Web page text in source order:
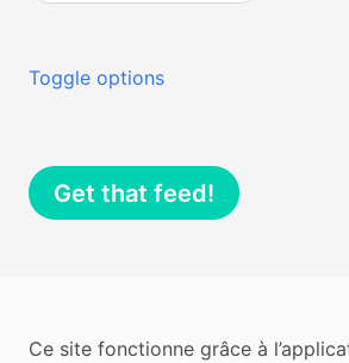
Toggle options
Start from episode #
Oldest first
Newest first
Get that feed!
Ce site fonctionne grâce à